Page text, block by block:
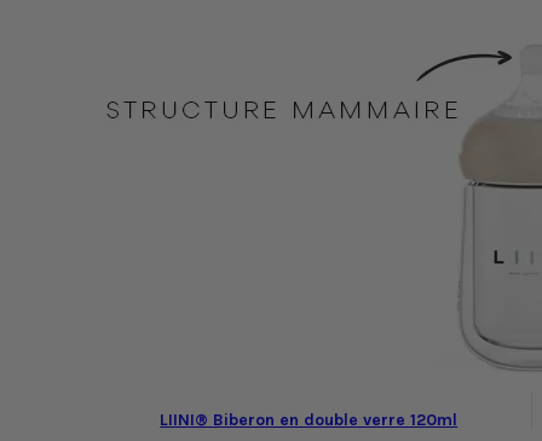
LIINI® Biberon en double verre 120ml